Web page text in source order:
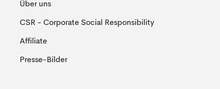
Über uns
CSR - Corporate Social Responsibility
Affiliate
Presse-Bilder